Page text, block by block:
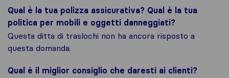
Qual è la tua polizza assicurativa? Qual è la tua
politica per mobili e oggetti danneggiati?
Questa ditta di traslochi non ha ancora risposto a
questa domanda.
Qual è il miglior consiglio che daresti ai clienti?